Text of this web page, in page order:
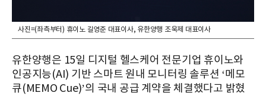
사진=(좌측부터) 휴이노 길영준 대표이사, 유한양행 조욱제 대표이사
유한양행은 15일 디지털 헬스케어 전문기업 휴이노와
인공지능(AI) 기반 스마트 원내 모니터링 솔루션 ‘메모
큐(MEMO Cue)’의 국내 공급 계약을 체결했다고 밝혔